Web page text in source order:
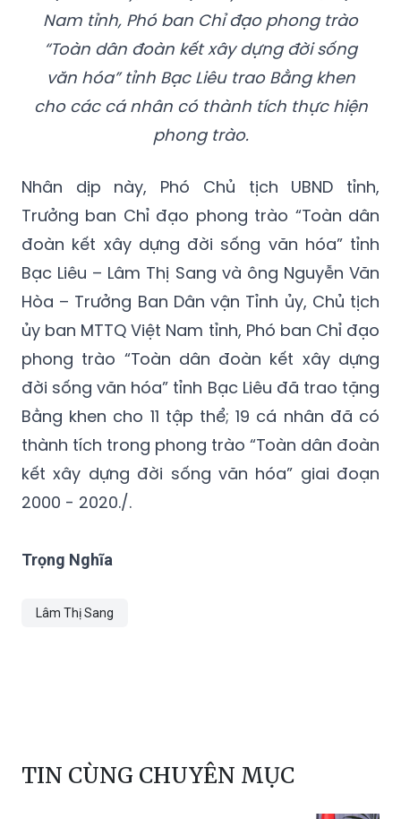
Nam tỉnh, Phó ban Chỉ đạo phong trào
“Toàn dân đoàn kết xây dựng đời sống
văn hóa” tỉnh Bạc Liêu trao Bằng khen
cho các cá nhân có thành tích thực hiện
phong trào.
Nhân dịp này, Phó Chủ tịch UBND tỉnh,
Trưởng ban Chỉ đạo phong trào “Toàn dân
đoàn kết xây dựng đời sống văn hóa” tỉnh
Bạc Liêu – Lâm Thị Sang và ông Nguyễn Văn
Hòa – Trưởng Ban Dân vận Tỉnh ủy, Chủ tịch
ủy ban MTTQ Việt Nam tỉnh, Phó ban Chỉ đạo
phong trào “Toàn dân đoàn kết xây dựng
đời sống văn hóa” tỉnh Bạc Liêu đã trao tặng
Bằng khen cho 11 tập thể; 19 cá nhân đã có
thành tích trong phong trào “Toàn dân đoàn
kết xây dựng đời sống văn hóa” giai đoạn
2000 - 2020./.
Trọng Nghĩa
Lâm Thị Sang
TIN CÙNG CHUYÊN MỤC